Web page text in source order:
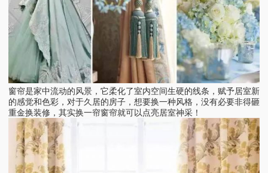
窗帘是家中流动的风景，它柔化了室内空间生硬的线条，赋予居室新
的感觉和色彩，对于久居的房子，想要换一种风格，没有必要非得砸
重金换装修，其实换一帘窗帘就可以点亮居室神采！